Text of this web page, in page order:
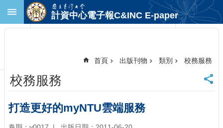
跳到主要內容區塊
首
頁
臺
大
首
計資中心電子報C&INC E-paper
首頁 出版刊物 類別 校務服務
校務服務
打造更好的myNTU雲端服務